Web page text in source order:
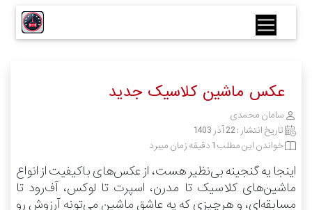
عکس ماشین کلاسیک جدید
سامان محمدی
تاریخ انتشار :22 آذر 1403
خواندن این مطلب 1 دقیقه زمان میبرد
اینجا یه گنجینه بی‌نظیر هست، از عکس‌های باکیفیت از انواع
ماشین‌های کلاسیک تا مدرن، اسپرت تا لوکس، آف‌رود تا
مسابقه‌ای، و هرچیزی که یه عاشق ماشین می‌تونه آرزوش رو